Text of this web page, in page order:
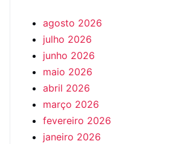
agosto 2026
julho 2026
junho 2026
maio 2026
abril 2026
março 2026
fevereiro 2026
janeiro 2026